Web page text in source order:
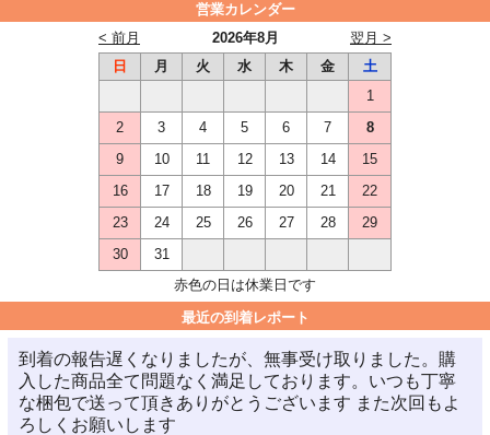
営業カレンダー
2026年8月
< 前月
翌月 >
日
月 火 水 木 金
土
1
2
3 4 5 6 7
8
9
10 11 12 13 14
15
16
17 18 19 20 21
22
23
24 25 26 27 28
29
30
31
赤色の日は休業日です
最近の到着レポート
到着の報告遅くなりましたが、無事受け取りました。購
入した商品全て問題なく満足しております。いつも丁寧
な梱包で送って頂きありがとうございます また次回もよ
ろしくお願いします